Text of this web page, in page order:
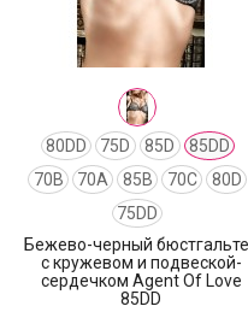
80DD 75D 85D
85DD
70B
70A 85B 70C
80D
75DD
Бежево-черный
с кружевом и подвеской-
сердечком Agent Of Love
85DD